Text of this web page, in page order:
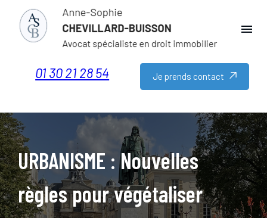
menu
01 30 21 28 54 Je prends contact
URBANISME : Nouvelles
règles pour végétaliser
Panneau de gestion des cookies